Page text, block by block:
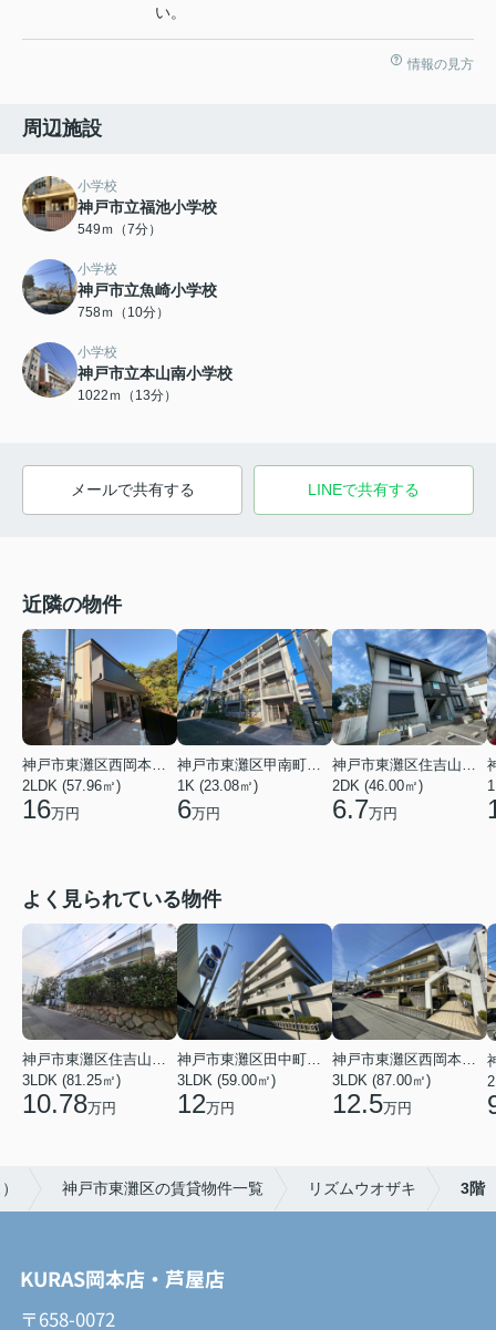
い。
情報の見方
周辺施設
小学校
神戸市立福池小学校
549ｍ（7分）
小学校
神戸市立魚崎小学校
758ｍ（10分）
小学校
神戸市立本山南小学校
1022ｍ（13分）
メールで共有する LINEで共有する
近隣の物件
神戸市東灘区西岡本４丁目
2LDK (57.96㎡)
16万円
神戸市東灘区甲南町４丁目
1K (23.08㎡)
6万円
神戸市東灘区住吉山手５丁目
2DK (46.00㎡)
6.7万円
よく見られている物件
神戸市東灘区住吉山手４丁目
3LDK (81.25㎡)
10.78万円
神戸市東灘区田中町３丁目
3LDK (59.00㎡)
12万円
神戸市東灘区西岡本３丁目
3LDK (87.00㎡)
12.5万円
神戸市東灘区の賃貸物件一覧 リズムウオザキ 3階
KURAS岡本店・芦屋店
〒658-0072